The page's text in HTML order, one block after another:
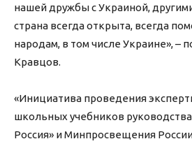
нашей дружбы с Украиной,
страна всегда открыта, всегда
народам, в том числе Украине», –
Кравцов.
«Инициатива проведения
школьных учебников
Россия» и Минпросвещения